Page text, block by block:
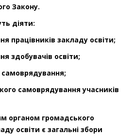
Закону.
діяти:
працівників закладу освіти;
здобувачів освіти;
самоврядування;
самоврядування учасників
органом громадського
освіти є загальні збори